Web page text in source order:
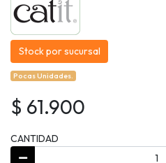
Stock por sucursal
Pocas Unidades.
$ 61.900
CANTIDAD